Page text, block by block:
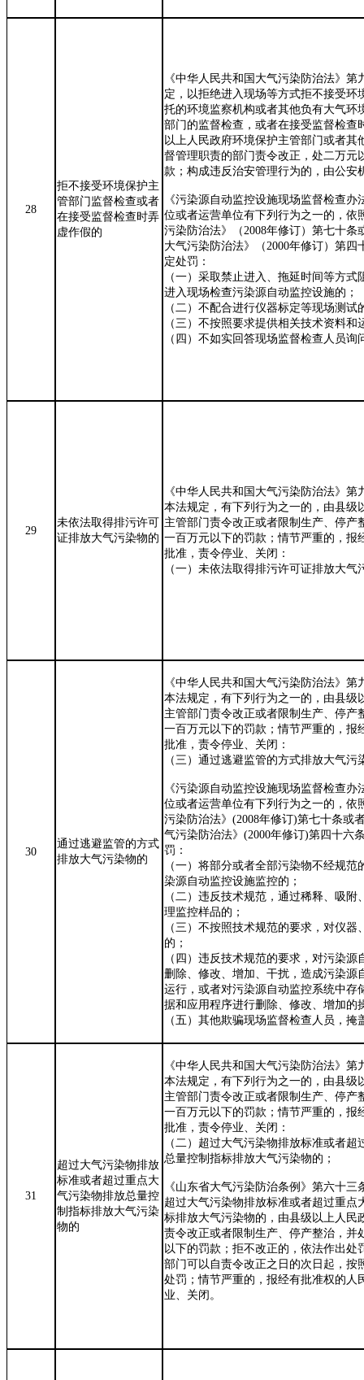
28
拒不接受环境保护主
管部门 监督检查或者
在接受监督检查时弄
虚作假的
《中华人民共和国大气污染防治法》第
定，以拒绝进入现场等方式拒不接受环
托的环境监察机构或者其他负有大气环
部门的监督检查，或者在接受监督检查
以上人民政府环境保护主管部门或者其
督管理职责的部门责令改正，处二万元
款；构成违反治安管理行为的，由公安
《污染源自动监控设施现场监督检查
位或者运营单位有下列行为之一的，依
污染防治法》（2008年修订）第七十条
大气污染防治法》（2000年修订）第四
定处罚：
（一）采取禁止进入、拖延时间等方
进入现场检查污染源自动监控设施的；
（二）不配合进行仪器标定等现场测试
（三）不按照要求提供相关技术资料和
（四）不如实回答现场监督检查人员询
29
未依法取得排污许可
证排放大气污染物的
《中华人民共和国大气污染防治法》
本法规定，有下列行为之一的，由县级
主管部门责令改正或者限制生产、停产
一百万元以下的罚款；情节严重的，报
批准，责令停业、关闭：
（一）未依法取得排污许可证排放大气
30
通过逃避监管的方式
排放大气污染物的
《中华人民共和国大气污染防治法》
本法规定，有下列行为之一的，由县级
主管部门责令改正或者限制生产、停产
一百万元以下的罚款；情节严重的，报
批准，责令停业、关闭：
（三）通过逃避监管的方式排放大气污
《污染源自动监控设施现场监督检查
位或者运营单位有下列行为之一的，依
污染防治法》(2008年修订)第七十条或
气污染防治法》(2000年修订)第四十六
罚：
（一）将部分或者全部污染物不经规
染源自动监控设施监控的；
（二）违反技术规范，通过稀释、吸
理监控样品的；
（三）不按照技术规范的要求，对仪
的；
（四）违反技术规范的要求，对污染
删除、修改、增加、干扰，造成污染源
运行，或者对污染源自动监控系统中存
据和应用程序进行删除、修改、增加的
（五）其他欺骗现场监督检查人员，
31
超过大气污染物排放
标准或者超过重点大
气污染物排放总量控
制指标排放大气污染
物的
《中华人民共和国大气污染防治法》第
本法规定，有下列行为之一的，由县级
主管部门责令改正或者限制生产、停产
一百万元以下的罚款；情节严重的，报
批准，责令停业、关闭：
（二）超过大气污染物排放标准或者
总量控制指标排放大气污染物的；
《山东省大气污染防治条例》第六十
超过大气污染物排放标准或者超过重点
标排放大气污染物的，由县级以上人民
责令改正或者限制生产、停产整治，并
以下的罚款；拒不改正的，依法作出处
部门可以自责令改正之日的次日起，按
处罚；情节严重的，报经有批准权的人
业、关闭。